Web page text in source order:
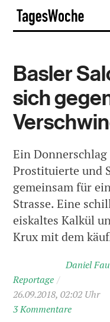
Skip
content
Basler
sich
Ein
Prostituierte und
gemeinsam für
Strasse. Eine
eiskaltes Kalkül
Krux mit dem
Reportage /
Daniel
26.09.2018, 02:02 Uhr
3 Kommentare